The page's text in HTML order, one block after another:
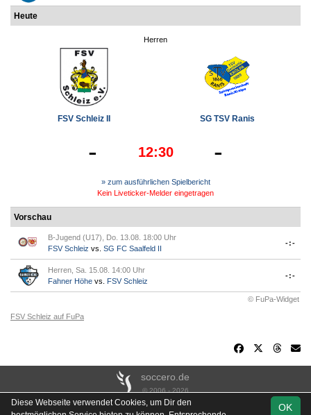
Heute
Herren
FSV Schleiz II SG TSV Ranis
- 12:30 -
» zum ausführlichen Spielbericht
Kein Liveticker-Melder eingetragen
Vorschau
B-Jugend (U17), Do. 13.08. 18:00 Uhr
FSV Schleiz vs. SG FC Saalfeld II
-:-
Herren, Sa. 15.08. 14:00 Uhr
Fahner Höhe vs. FSV Schleiz
-:-
© FuPa-Widget
FSV Schleiz auf FuPa
soccero.de
© 2006 - 2026
Besucherstatistik Kontakt Impressum Links Datenschutz
OK
Diese Webseite verwendet Cookies, um Dir den